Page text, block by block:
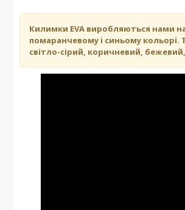
Килимки EVA виробляються нами
помаранчевому і синьому кольорі.
світло-сірий, коричневий,